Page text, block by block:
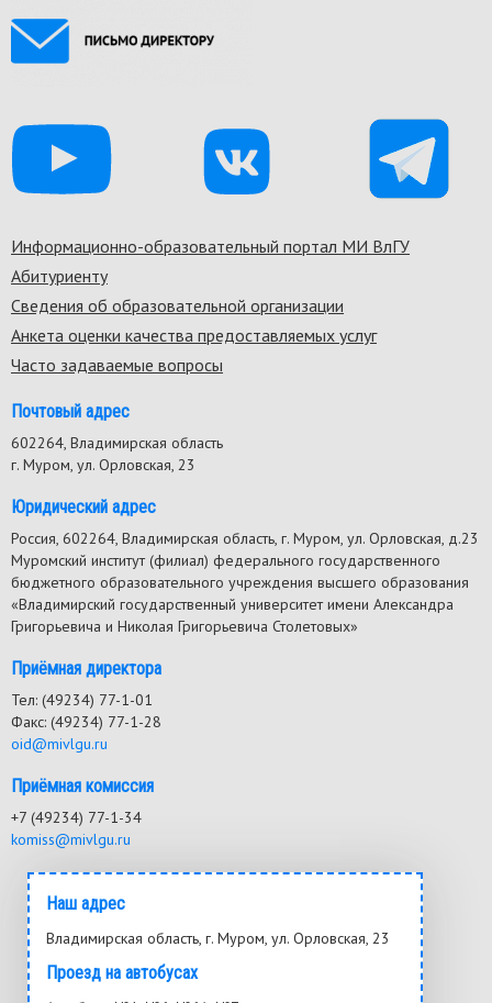
Footer
menu
Информационно-образовательный портал МИ ВлГУ
Абитуриенту
Сведения об образовательной организации
Анкета оценки качества предоставляемых услуг
Часто задаваемые вопросы
Почтовый адрес
602264, Владимирская область
г. Муром, ул. Орловская, 23
Юридический адрес
Россия, 602264, Владимирская область, г. Муром, ул. Орловская, д.23
Муромский институт (филиал) федерального государственного
бюджетного образовательного учреждения высшего образования
«Владимирский государственный университет имени Александра
Григорьевича и Николая Григорьевича Столетовых»
Приёмная директора
Тел: (49234) 77-1-01
Факс: (49234) 77-1-28
oid@mivlgu.ru
Приёмная комиссия
+7 (49234) 77-1-34
komiss@mivlgu.ru
Наш адрес
Владимирская область, г. Муром, ул. Орловская, 23
Проезд на автобусах